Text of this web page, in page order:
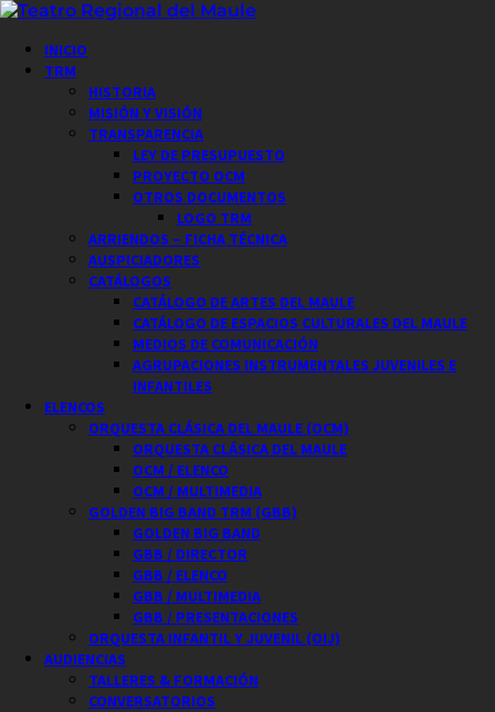
Saltar
contenido
Menú
principal
INICIO
TRM
HISTORIA
MISIÓN Y VISIÓN
TRANSPARENCIA
LEY DE PRESUPUESTO
PROYECTO OCM
OTROS DOCUMENTOS
LOGO TRM
ARRIENDOS – FICHA TÉCNICA
AUSPICIADORES
CATÁLOGOS
CATÁLOGO DE ARTES DEL MAULE
CATÁLOGO DE ESPACIOS CULTURALES DEL MAULE
MEDIOS DE COMUNICACIÓN
AGRUPACIONES INSTRUMENTALES JUVENILES E
INFANTILES
ELENCOS
ORQUESTA CLÁSICA DEL MAULE (OCM)
ORQUESTA CLÁSICA DEL MAULE
OCM / ELENCO
OCM / MULTIMEDIA
GOLDEN BIG BAND TRM (GBB)
GOLDEN BIG BAND
GBB / DIRECTOR
GBB / ELENCO
GBB / MULTIMEDIA
GBB / PRESENTACIONES
ORQUESTA INFANTIL Y JUVENIL (OIJ)
AUDIENCIAS
TALLERES & FORMACIÓN
CONVERSATORIOS